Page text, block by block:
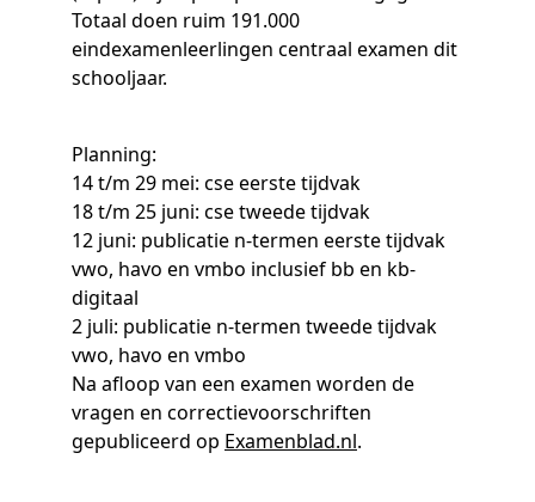
Snel naar
Bestellen
Samen bouwen voor het vo
Nieuwsbrief Kijk- en luistertoetsen
Snel naar
Ondersteuning
Training Toetsdeskundige
Training Examencommissie
Aanmelden nieuwsbrief ho
Snel naar
Academische Woordenschattoets
Onze opdrachtgevers
Alfabetisering
Snel naar
Alfa-toetsen Volwassenenonderwijs
Alfa-toetsen ISK
Snel naar
Meer (beroeps)examens
NLQF kwalificatie
Zorg & welzijn
Nienke Elijzen
Kim Hendriks-Cornelissen
Saila Kiriwenno-Dovermann
Peter van den Berg
Wouter Roelofs
Promotieonderzoek
Snel naar
Themadossier basisvaardigheden
Een toets beoordelen
De leeropbrengst van toetsen
Kennisbank Stichting Cito
Toetstechnische begrippenlijst
Werken bij
Docenten gezocht
Zzp-trainers gezocht
Stageopdrachten
Collega's aan het woord
Totaal doen ruim 191.000
eindexamenleerlingen centraal examen dit
schooljaar.
Planning:
14 t/m 29 mei: cse eerste tijdvak
18 t/m 25 juni: cse tweede tijdvak
12 juni: publicatie n-termen eerste tijdvak
vwo, havo en vmbo inclusief bb en kb-
digitaal
2 juli: publicatie n-termen tweede tijdvak
vwo, havo en vmbo
Na afloop van een examen worden de
vragen en correctievoorschriften
gepubliceerd op Examenblad.nl.